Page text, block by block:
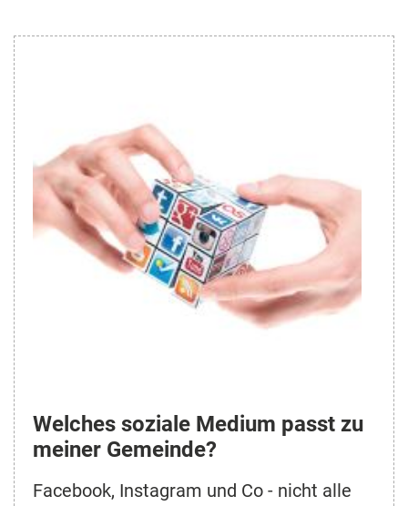
Welches soziale Medium passt zu
meiner Gemeinde?
Facebook, Instagram und Co - nicht alle